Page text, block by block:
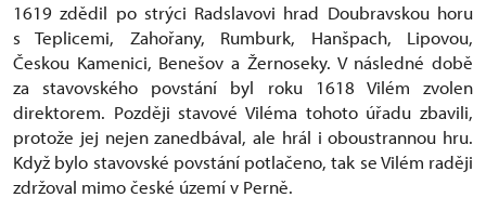
1619 zdědil po strýci Radslavovi hrad Doubravskou horu
s Teplicemi, Zahořany, Rumburk, Hanšpach, Lipovou,
Českou Kamenici, Benešov a Žernoseky. V následné době
za stavovského povstání byl roku 1618 Vilém zvolen
direktorem. Později stavové Viléma tohoto úřadu zbavili,
protože jej nejen zanedbával, ale hrál i oboustrannou hru.
Když bylo stavovské povstání potlačeno, tak se Vilém raději
zdržoval mimo české území v Perně.